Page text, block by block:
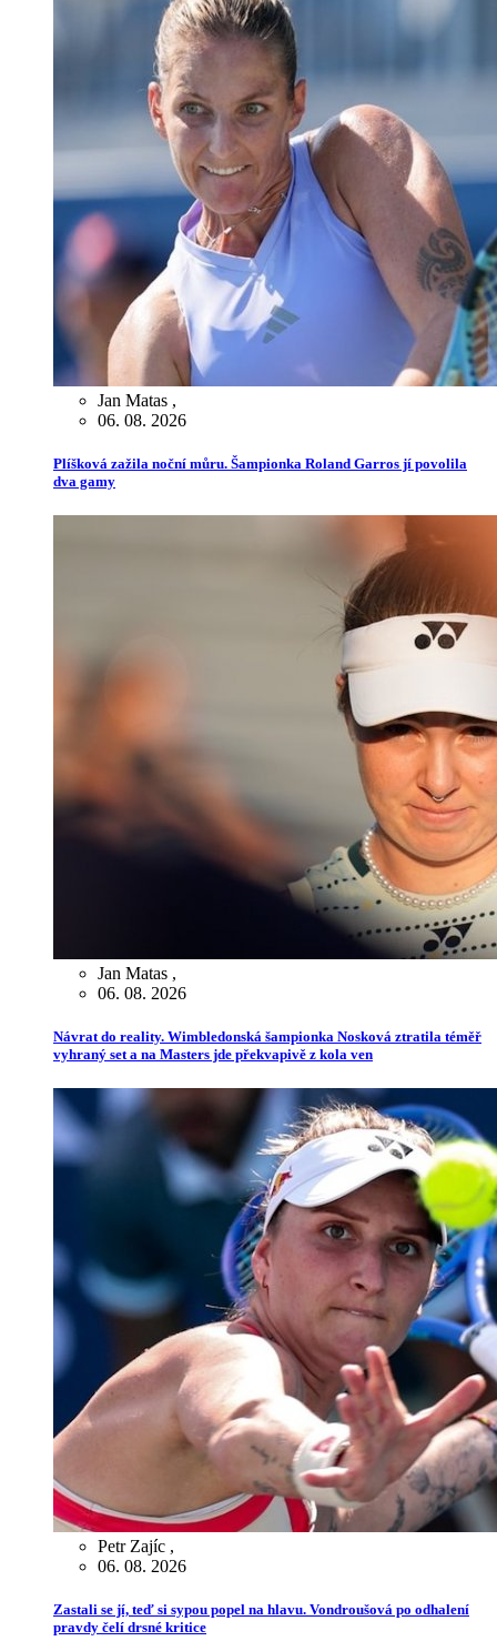
Jan Matas ,
06. 08. 2026
Plíšková zažila noční můru. Šampionka Roland Garros jí povolila
dva gamy
Jan Matas ,
06. 08. 2026
Návrat do reality. Wimbledonská šampionka Nosková ztratila téměř
vyhraný set a na Masters jde překvapivě z kola ven
Petr Zajíc ,
06. 08. 2026
Zastali se jí, teď si sypou popel na hlavu. Vondroušová po odhalení
pravdy čelí drsné kritice